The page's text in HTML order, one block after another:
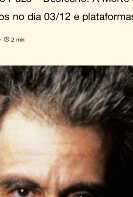
no dia 03/12 e
2 min